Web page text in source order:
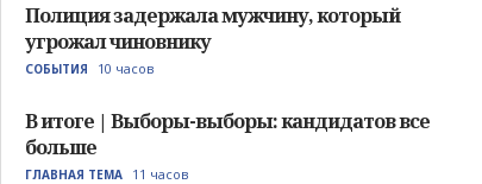
Полиция задержала мужчину, который
угрожал чиновнику
СОБЫТИЯ 10 часов
В итоге | Выборы-выборы: кандидатов все
больше
ГЛАВНАЯ ТЕМА 11 часов